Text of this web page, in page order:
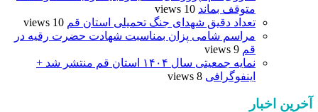
متوقف بماند 10 views
تعداد دقیق شهدای جنگ تحمیلی استان قم 10 views
مراسم شامی پزان بمناسبت شهادت حضرت رقیه در
قم 9 views
نمایه جمعیتی سال ۱۴۰۴ استان قم منتشر شد +
اینفوگرافی 8 views
آخرین اخبار